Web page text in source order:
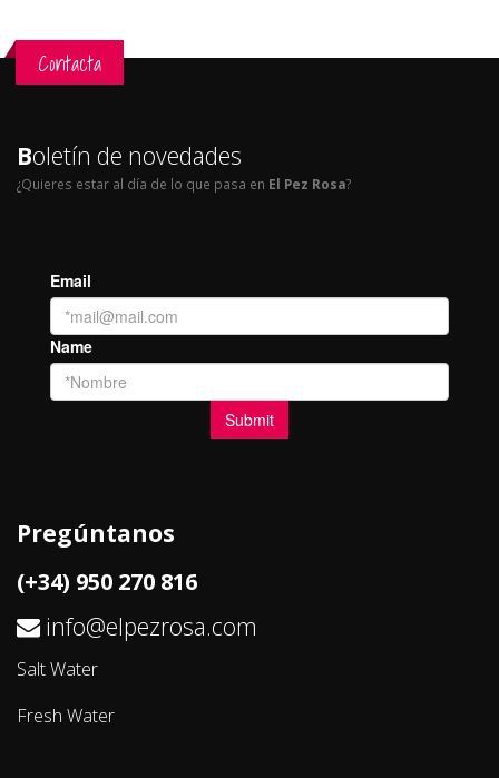
Contacta
Boletín de novedades
¿Quieres estar al día de lo que pasa en El Pez Rosa?
Pregúntanos
(+34) 950 270 816
info@elpezrosa.com
Salt Water
Fresh Water